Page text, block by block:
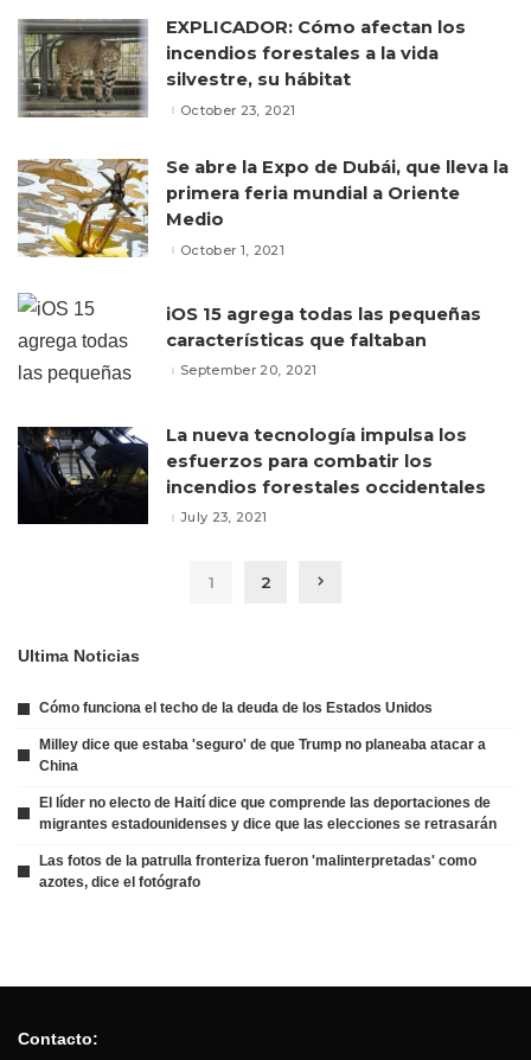
EXPLICADOR: Cómo afectan los
incendios forestales a la vida
silvestre, su hábitat
October 23, 2021
Se abre la Expo de Dubái, que lleva la
primera feria mundial a Oriente
Medio
October 1, 2021
iOS 15 agrega todas las pequeñas
características que faltaban
September 20, 2021
La nueva tecnología impulsa los
esfuerzos para combatir los
incendios forestales occidentales
July 23, 2021
1 2
Ultima Noticias
Cómo funciona el techo de la deuda de los Estados Unidos
Milley dice que estaba 'seguro' de que Trump no planeaba atacar a
China
El líder no electo de Haití dice que comprende las deportaciones de
migrantes estadounidenses y dice que las elecciones se retrasarán
Las fotos de la patrulla fronteriza fueron 'malinterpretadas' como
azotes, dice el fotógrafo
Contacto: